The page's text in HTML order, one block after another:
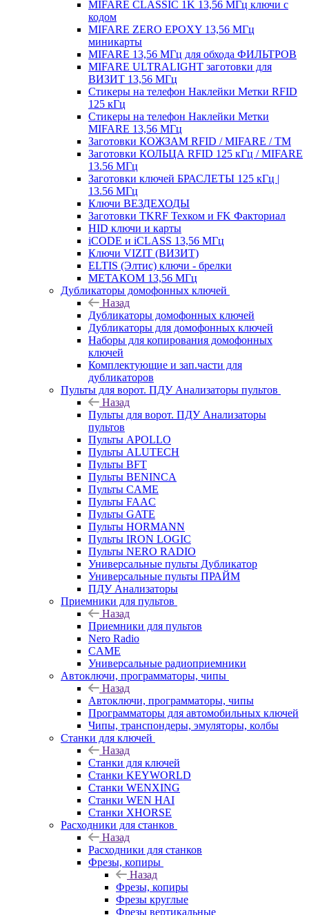
MIFARE CLASSIC 1K 13,56 МГц ключи с
кодом
MIFARE ZERO EPOXY 13,56 МГц
миникарты
MIFARE 13,56 МГц для обхода ФИЛЬТРОВ
MIFARE ULTRALIGHT заготовки для
ВИЗИТ 13,56 МГц
Стикеры на телефон Наклейки Метки RFID
125 кГц
Стикеры на телефон Наклейки Метки
MIFARE 13,56 МГц
Заготовки КОЖЗАМ RFID / MIFARE / TM
Заготовки КОЛЬЦА RFID 125 кГц / MIFARE
13.56 МГц
Заготовки ключей БРАСЛЕТЫ 125 кГц |
13.56 МГц
Ключи ВЕЗДЕХОДЫ
Заготовки TKRF Техком и FK Факториал
HID ключи и карты
iCODE и iCLASS 13,56 МГц
Ключи VIZIT (ВИЗИТ)
ELTIS (Элтис) ключи - брелки
МЕТАКОМ 13,56 МГц
Дубликаторы домофонных ключей
Назад
Дубликаторы домофонных ключей
Дубликаторы для домофонных ключей
Наборы для копирования домофонных
ключей
Комплектующие и зап.части для
дубликаторов
Пульты для ворот. ПДУ Анализаторы пультов
Назад
Пульты для ворот. ПДУ Анализаторы
пультов
Пульты APOLLO
Пульты ALUTECH
Пульты BFT
Пульты BENINCA
Пульты CAME
Пульты FAAC
Пульты GATE
Пульты HORMANN
Пульты IRON LOGIC
Пульты NERO RADIO
Универсальные пульты Дубликатор
Универсальные пульты ПРАЙМ
ПДУ Анализаторы
Приемники для пультов
Назад
Приемники для пультов
Nero Radio
CAME
Универсальные радиоприемники
Автоключи, программаторы, чипы
Назад
Автоключи, программаторы, чипы
Программаторы для автомобильных ключей
Чипы, транспондеры, эмуляторы, колбы
Станки для ключей
Назад
Станки для ключей
Станки KEYWORLD
Станки WENXING
Станки WEN HAI
Станки XHORSE
Расходники для станков
Назад
Расходники для станков
Фрезы, копиры
Назад
Фрезы, копиры
Фрезы круглые
Фрезы вертикальные